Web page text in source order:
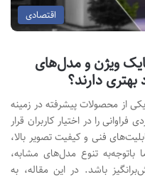
اقتصادی
هایک ویژن و مدل‌های
بهتری دارند؟
یکی از محصولات پیشرفته در زمینه
را در اختیار کاربران قرار
فنی و کیفیت تصویر بالا،
باتوجه‌به تنوع مدل‌های مشابه،
باشد. در این مقاله، به